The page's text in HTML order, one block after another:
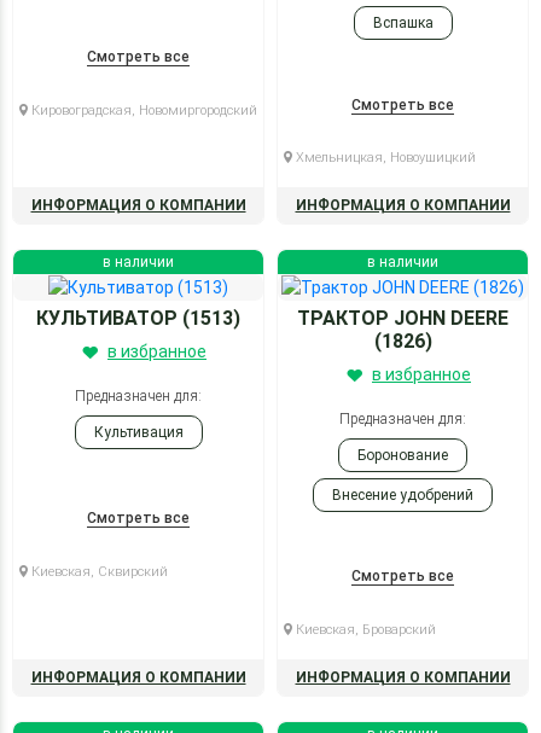
Смотреть все
Кировоградская, Новомиргородский
ИНФОРМАЦИЯ О КОМПАНИИ
Вспашка
Смотреть все
Хмельницкая, Новоушицкий
ИНФОРМАЦИЯ О КОМПАНИИ
в наличии
КУЛЬТИВАТОР (1513)
в избранное
Предназначен для:
Культивация
Смотреть все
Киевская, Сквирский
ИНФОРМАЦИЯ О КОМПАНИИ
в наличии
ТРАКТОР JOHN DEERE
(1826)
в избранное
Предназначен для:
Боронование
Внесение удобрений
Вспашка
Смотреть все
Киевская, Броварский
ИНФОРМАЦИЯ О КОМПАНИИ